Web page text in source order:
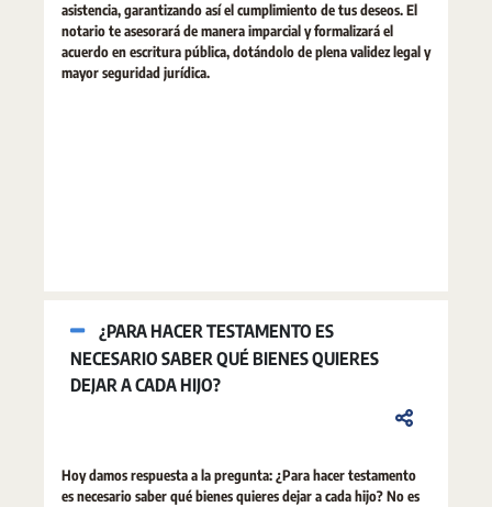
asistencia, garantizando así el cumplimiento de tus deseos. El
notario te asesorará de manera imparcial y formalizará el
acuerdo en escritura pública, dotándolo de plena validez legal y
mayor seguridad jurídica.
¿PARA HACER TESTAMENTO ES
NECESARIO SABER QUÉ BIENES QUIERES
DEJAR A CADA HIJO?
Hoy damos respuesta a la pregunta: ¿Para hacer testamento
es necesario saber qué bienes quieres dejar a cada hijo? No es